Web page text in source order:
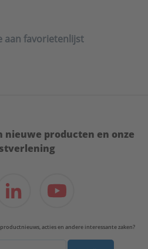
aan favorietenlijst
nieuwe producten en onze
acties en andere interessante zaken?